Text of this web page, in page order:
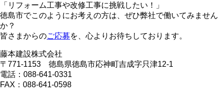
「リフォーム工事や改修工事に挑戦したい！」
徳島市でこのようにお考えの方は、ぜひ弊社で働いてみません
か？
皆さまからのご応募を、心よりお待ちしております。
藤本建設株式会社
〒771-1153 徳島県徳島市応神町吉成字只津12-1
電話：088-641-0331
FAX：088-641-0598